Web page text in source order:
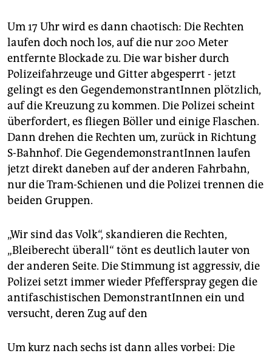
Um 17 Uhr wird es dann chaotisch: Die Rechten
laufen doch noch los, auf die nur 200 Meter
entfernte Blockade zu. Die war bisher durch
Polizeifahrzeuge und Gitter abgesperrt - jetzt
gelingt es den GegendemonstrantInnen plötzlich,
auf die Kreuzung zu kommen. Die Polizei scheint
überfordert, es fliegen Böller und einige Flaschen.
Dann drehen die Rechten um, zurück in Richtung
S-Bahnhof. Die GegendemonstrantInnen laufen
jetzt direkt daneben auf der anderen Fahrbahn,
nur die Tram-Schienen und die Polizei trennen die
beiden Gruppen.
„Wir sind das Volk“, skandieren die Rechten,
„Bleiberecht überall“ tönt es deutlich lauter von
der anderen Seite. Die Stimmung ist aggressiv, die
Polizei setzt immer wieder Pfefferspray gegen die
antifaschistischen DemonstrantInnen ein und
versucht, deren Zug auf den
Um kurz nach sechs ist dann alles vorbei: Die